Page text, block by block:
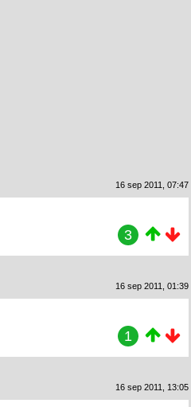
16 sep 2011, 07:47
3
16 sep 2011, 01:39
1
16 sep 2011, 13:05